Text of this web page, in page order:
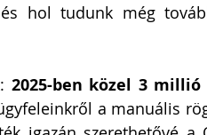
hol tudunk még
2025-ben közel 3
a manuális